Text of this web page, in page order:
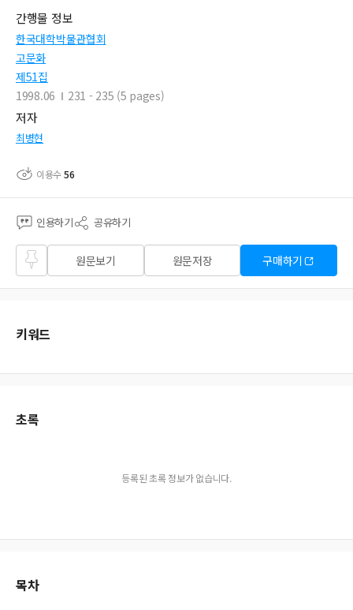
간행물 정보
한국대학박물관협회
고문화
제51집
1998.06
231 - 235 (5 pages)
저자
최병현
이용수56
인용하기 공유하기
즐겨
찾기
원문보기 원문저장 구매하기
키워드
초록
등록된 초록 정보가 없습니다.
목차